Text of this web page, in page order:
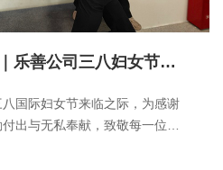
春风如您，熠熠芳华｜乐善公司三八妇女节活动温馨来袭！
国际妇女节来临之际，为感谢
出与无私奉献，致敬每一位在